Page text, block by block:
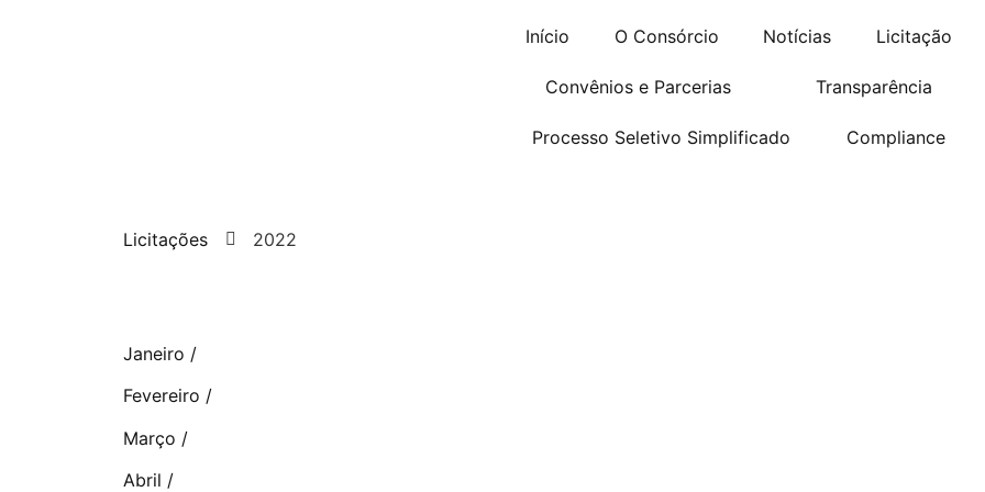
Início O Consórcio Notícias Licitação
Convênios e Parcerias Transparência
Processo Seletivo Simplificado Compliance
Licitações 2022
Janeiro /
Fevereiro /
Março /
Abril /